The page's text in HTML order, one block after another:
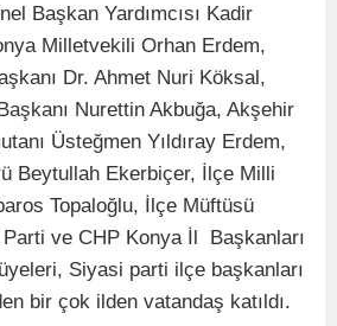
Başkan Yardımcısı Kadir
Milletvekili Orhan Erdem,
Dr. Ahmet Nuri Köksal,
Nurettin Akbuğa, Akşehir
Üsteğmen Yıldıray Erdem,
Beytullah Ekerbiçer, İlçe Milli
Topaloğlu, İlçe Müftüsü
ve CHP Konya İl Başkanları
Siyasi parti ilçe başkanları
bir çok ilden vatandaş katıldı.